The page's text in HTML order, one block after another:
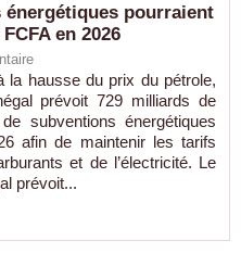
pourraient
en 2026
la hausse du prix du pétrole,
prévoit 729 milliards de
de subventions énergétiques
afin de maintenir les tarifs
et de l’électricité. Le
prévoit...